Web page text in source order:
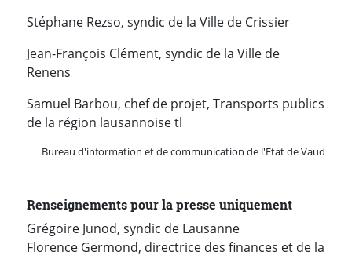
Stéphane Rezso, syndic de la Ville de Crissier
Jean-François Clément, syndic de la Ville de
Renens
Samuel Barbou, chef de projet, Transports publics
de la région lausannoise tl
Bureau d'information et de communication de l'Etat de Vaud
Renseignements pour la presse uniquement
Grégoire Junod, syndic de Lausanne
Florence Germond, directrice des finances et de la